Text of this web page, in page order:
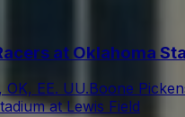
at Oklahoma
OK, EE. UU.Boone
at Lewis Field